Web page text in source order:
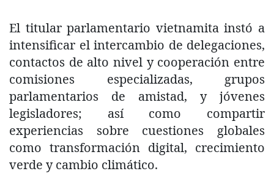
El titular parlamentario vietnamita instó a
intensificar el intercambio de delegaciones,
contactos de alto nivel y cooperación entre
comisiones especializadas, grupos
parlamentarios de amistad, y jóvenes
legisladores; así como compartir
experiencias sobre cuestiones globales
como transformación digital, crecimiento
verde y cambio climático.